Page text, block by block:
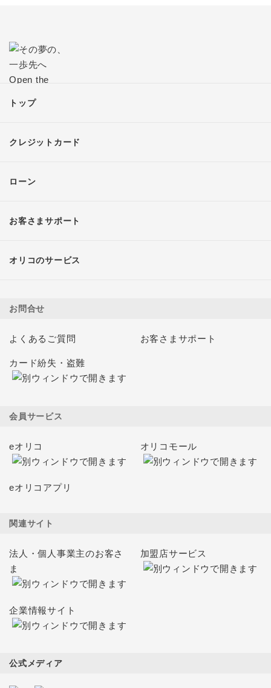
トップ
クレジットカード
ローン
お客さまサポート
オリコのサービス
お問合せ
よくあるご質問 お客さまサポート
カード紛失・盗難
会員サービス
eオリコ オリコモール
eオリコアプリ
関連サイト
法人・個人事業主のお客さ
ま
加盟店サービス
企業情報サイト
公式メディア